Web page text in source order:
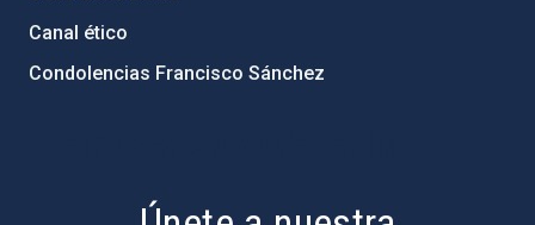
Canal ético
Condolencias Francisco Sánchez